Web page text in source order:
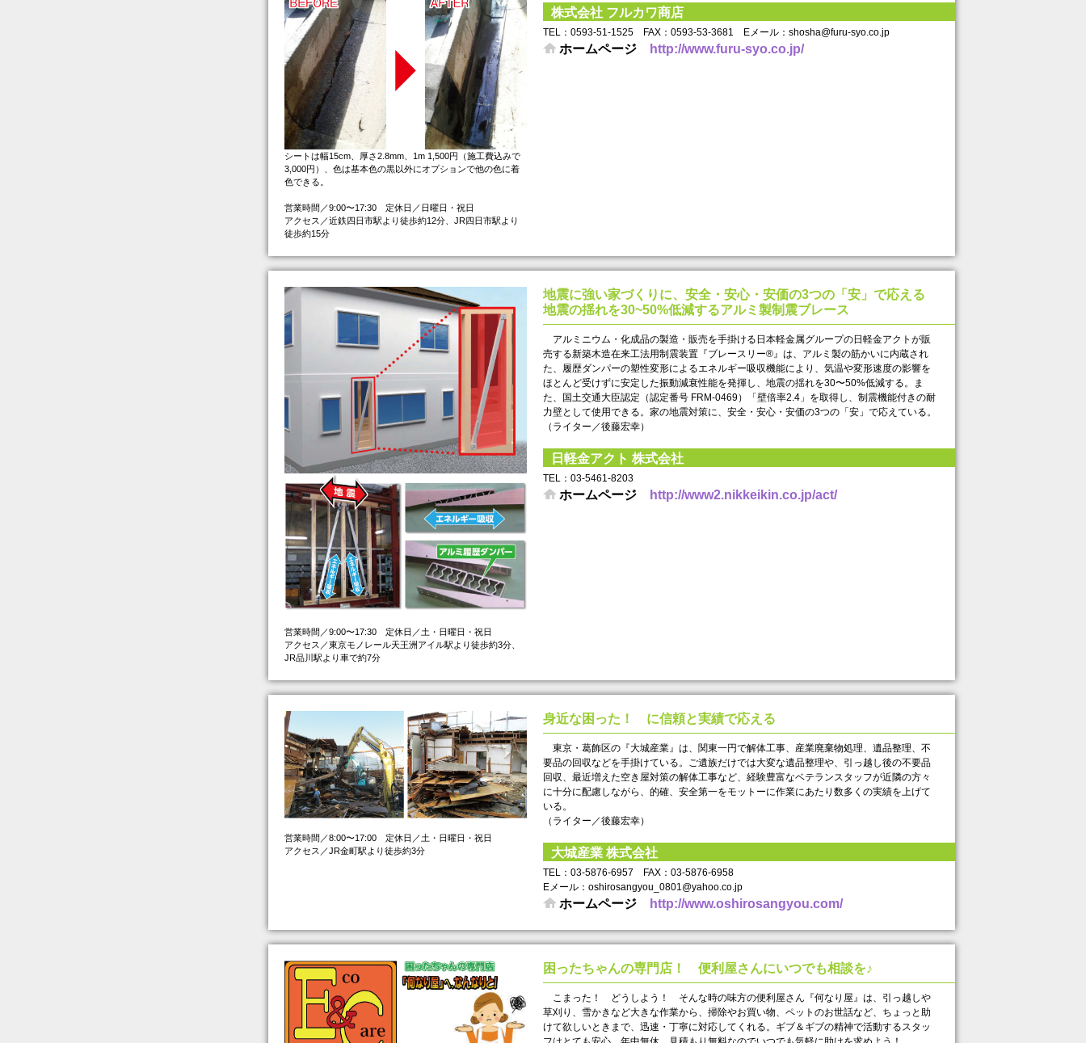
シートは幅15cm、厚さ2.8mm、1m 1,500円（施工費込みで
3,000円）、色は基本色の黒以外にオプションで他の色に着
色できる。
営業時間／9:00〜17:30 定休日／日曜日・祝日
アクセス／近鉄四日市駅より徒歩約12分、JR四日市駅より
徒歩約15分
株式会社 フルカワ商店
TEL： 0593-51-1525 FAX： 0593-53-3681 Eメール：shosha@furu-syo.co.jp
ホームページ http://www.furu-syo.co.jp/
営業時間／9:00〜17:30 定休日／土・日曜日・祝日
アクセス／東京モノレール天王洲アイル駅より徒歩約3分、
JR品川駅より車で約7分
地震に強い家づくりに、安全・安心・安価の3つの「安」で応える
地震の揺れを30~50%低減するアルミ製制震ブレース
アルミニウム・化成品の製造・販売を手掛ける日本軽金属グループの日軽金アクトが販
売する新築木造在来工法用制震装置『ブレースリー®』は、アルミ製の筋かいに内蔵され
た、履歴ダンパーの塑性変形によるエネルギー吸収機能により、気温や変形速度の影響を
ほとんど受けずに安定した振動減衰性能を発揮し、地震の揺れを30〜50%低減する。ま
た、国土交通大臣認定（認定番号 FRM-0469）「壁倍率2.4」を取得し、制震機能付きの耐
力壁として使用できる。家の地震対策に、安全・安心・安価の3つの「安」で応えている。
（ライター／後藤宏幸）
日軽金アクト 株式会社
TEL：03-5461-8203
ホームページ http://www2.nikkeikin.co.jp/act/
営業時間／8:00〜17:00 定休日／土・日曜日・祝日
アクセス／JR金町駅より徒歩約3分
身近な困った！ に信頼と実績で応える
東京・葛飾区の『大城産業』は、関東一円で解体工事、産業廃棄物処理、遺品整理、不
要品の回収などを手掛けている。ご遺族だけでは大変な遺品整理や、引っ越し後の不要品
回収、最近増えた空き屋対策の解体工事など、経験豊富なベテランスタッフが近隣の方々
に十分に配慮しながら、的確、安全第一をモットーに作業にあたり数多くの実績を上げて
いる。
（ライター／後藤宏幸）
大城産業 株式会社
TEL： 03-5876-6957 FAX： 03-5876-6958
Eメール：oshirosangyou_0801@yahoo.co.jp
ホームページ http://www.oshirosangyou.com/
困ったちゃんの専門店！ 便利屋さんにいつでも相談を♪
こまった！ どうしよう！ そんな時の味方の便利屋さん『何なり屋』は、引っ越しや
草刈り、雪かきなど大きな作業から、掃除やお買い物、ペットのお世話など、ちょっと助
けて欲しいときまで、迅速・丁寧に対応してくれる。ギブ＆ギブの精神で活動するスタッ